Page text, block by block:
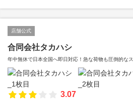
店舗公式
合同会社タカハシ
年中無休で日本全国へ即日対応！急な荷物も圧倒的な
3.07